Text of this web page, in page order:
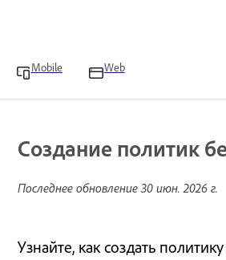
Mobile Web
Создание политик
Последнее обновление 30 июн. 2026 г.
Узнайте, как создать